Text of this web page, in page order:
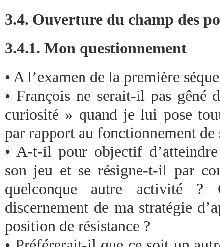
3.4. Ouverture du champ des
3.4.1. Mon questionnement
• A l’examen de la première
• François ne serait-il pas gêné
curiosité » quand je lui pose
par rapport au fonctionnement de
• A-t-il pour objectif
son jeu et se résigne-t-il par
quelconque autre activité
discernement de ma stratégie
position de résistance ?